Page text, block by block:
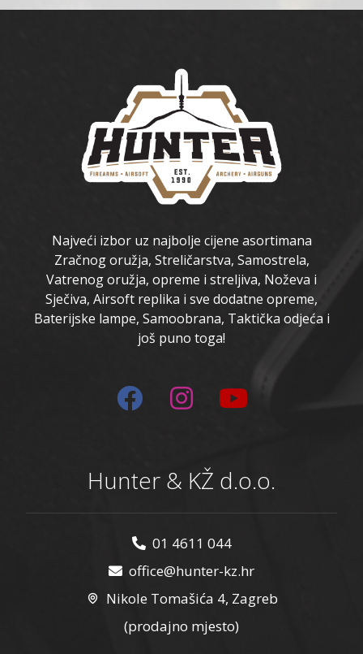
Najveći izbor uz najbolje cijene asortimana
Zračnog oružja, Streličarstva, Samostrela,
Vatrenog oružja, opreme i streljiva, Noževa i
Sječiva, Airsoft replika i sve dodatne opreme,
Baterijske lampe, Samoobrana, Taktička odjeća i
još puno toga!
Hunter & KŽ d.o.o.
01 4611 044
office@hunter-kz.hr
Nikole Tomašića 4, Zagreb
(prodajno mjesto)